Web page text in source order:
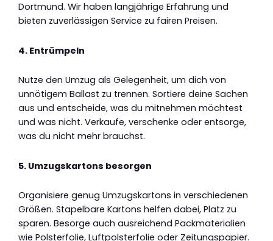
Dortmund. Wir haben langjährige Erfahrung und
bieten zuverlässigen Service zu fairen Preisen.
4. Entrümpeln
Nutze den Umzug als Gelegenheit, um dich von
unnötigem Ballast zu trennen. Sortiere deine Sachen
aus und entscheide, was du mitnehmen möchtest
und was nicht. Verkaufe, verschenke oder entsorge,
was du nicht mehr brauchst.
5. Umzugskartons besorgen
Organisiere genug Umzugskartons in verschiedenen
Größen. Stapelbare Kartons helfen dabei, Platz zu
sparen. Besorge auch ausreichend Packmaterialien
wie Polsterfolie, Luftpolsterfolie oder Zeitungspapier.